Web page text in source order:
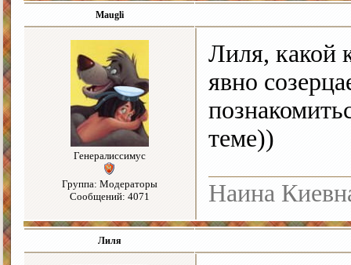
Maugli
Генералиссимус
Группа: Модераторы
Сообщений: 4071
Лиля, какой
явно
теме))
Наина
Лиля